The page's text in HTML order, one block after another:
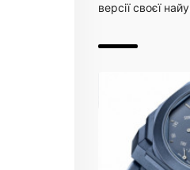
версії своєї